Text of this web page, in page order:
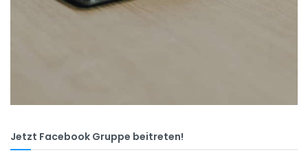
Jetzt Facebook Gruppe beitreten!